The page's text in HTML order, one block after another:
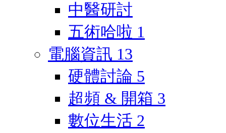
中醫研討
五術哈啦 1
電腦資訊 13
硬體討論 5
超頻 & 開箱 3
數位生活 2